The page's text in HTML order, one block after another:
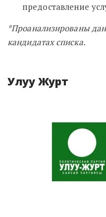
предоставление
*Проанализированы
кандидатах списка.
Улуу Журт